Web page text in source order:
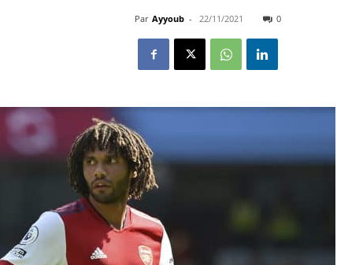
Par Ayyoub - 22/11/2021 0